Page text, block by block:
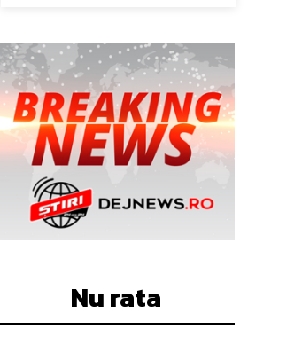
Nu rata